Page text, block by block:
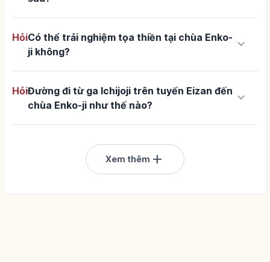
HỏiCó thể trải nghiệm tọa thiền tại chùa Enko-
ji không?
keyboard_arrow_down
HỏiĐường đi từ ga Ichijoji trên tuyến Eizan đến
chùa Enko-ji như thế nào?
keyboard_arrow_down
Xem thêm add